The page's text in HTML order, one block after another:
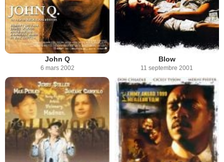
John Q
6 mars 2002
Blow
11 septembre 2001